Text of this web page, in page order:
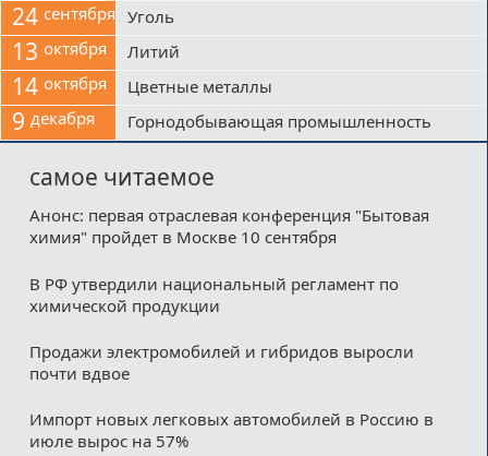
24 сентября Уголь
13 октября Литий
14 октября Цветные металлы
9 декабря Горнодобывающая промышленность
самое читаемое
Анонс: первая отраслевая конференция "Бытовая
химия" пройдет в Москве 10 сентября
В РФ утвердили национальный регламент по
химической продукции
Продажи электромобилей и гибридов выросли
почти вдвое
Импорт новых легковых автомобилей в Россию в
июле вырос на 57%